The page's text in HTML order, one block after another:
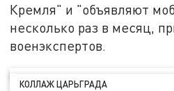
Кремля" и "объявляют
несколько раз в месяц,
военэкспертов.
КОЛЛАЖ ЦАРЬГРАДА